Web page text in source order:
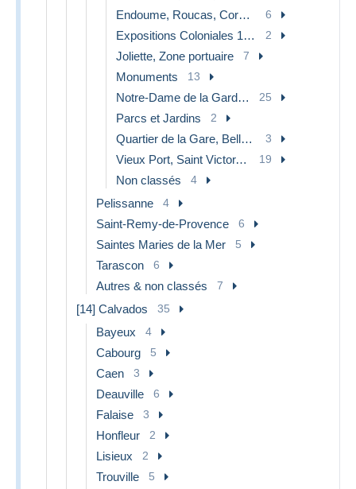
Endoume, Roucas, Corniche, plages 6
Expositions Coloniales 1906 - 1922 2
Joliette, Zone portuaire 7
Monuments 13
Notre-Dame de la Garde, ascenseur 25
Parcs et Jardins 2
Quartier de la Gare, Belle de Mai, Plombières 3
Vieux Port, Saint Victor, Le Panier 19
Non classés 4
Pelissanne 4
Saint-Remy-de-Provence 6
Saintes Maries de la Mer 5
Tarascon 6
Autres & non classés 7
[14] Calvados 35
Bayeux 4
Cabourg 5
Caen 3
Deauville 6
Falaise 3
Honfleur 2
Lisieux 2
Trouville 5